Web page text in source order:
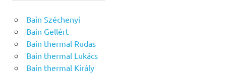
Bain Széchenyi
Bain Gellért
Bain thermal Rudas
Bain thermal Lukács
Bain thermal Király